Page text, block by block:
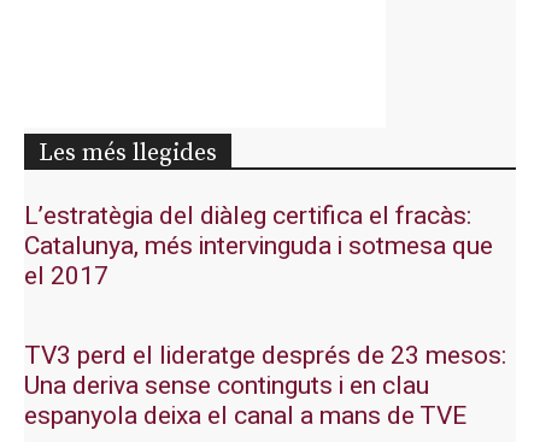
Les més llegides
L’estratègia del diàleg certifica el fracàs:
Catalunya, més intervinguda i sotmesa que
el 2017
TV3 perd el lideratge després de 23 mesos:
Una deriva sense continguts i en clau
espanyola deixa el canal a mans de TVE